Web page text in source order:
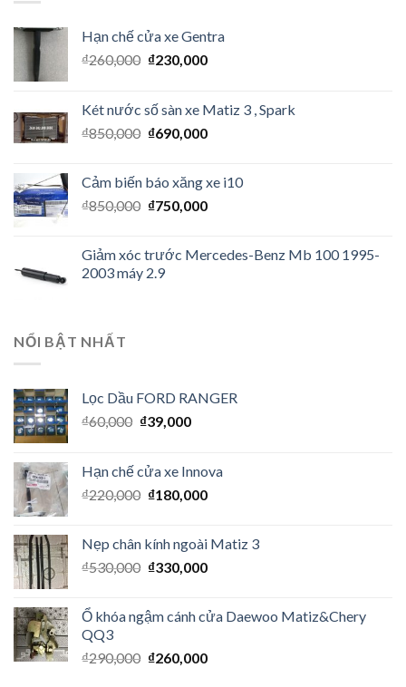
Hạn chế cửa xe Gentra
₫260,000 ₫230,000
Két nước số sàn xe Matiz 3 , Spark
₫850,000 ₫690,000
Cảm biến báo xăng xe i10
₫850,000 ₫750,000
Giảm xóc trước Mercedes-Benz Mb 100 1995-
2003 máy 2.9
NỔI BẬT NHẤT
Lọc Dầu FORD RANGER
₫60,000 ₫39,000
Hạn chế cửa xe Innova
₫220,000 ₫180,000
Nẹp chân kính ngoài Matiz 3
₫530,000 ₫330,000
Ổ khóa ngậm cánh cửa Daewoo Matiz&Chery
QQ3
₫290,000 ₫260,000